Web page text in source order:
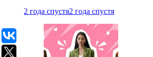
2 года спустя2 года спустя